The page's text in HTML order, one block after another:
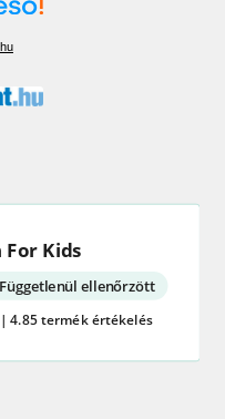
Kids
Függetlenül ellenőrzött
4.85 termék értékelés